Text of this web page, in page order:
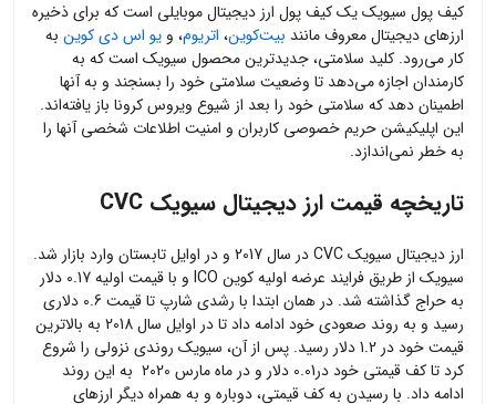
کیف پول سیویک یک کیف پول ارز دیجیتال موبایلی است که برای ذخیره
ارزهای دیجیتال معروف مانند بیت‌کوین، اتریوم، و یو اس دی کوین به
کار می‌رود. کلید سلامتی، جدیدترین محصول سیویک است که به
کارمندان اجازه می‌دهد تا وضعیت سلامتی خود را بسنجند و به آنها
اطمینان دهد که سلامتی خود را بعد از شیوع ویروس کرونا باز یافته‌اند.
این اپلیکیشن حریم خصوصی کاربران و امنیت اطلاعات شخصی آنها را
به خطر نمی‌اندازد.
تاریخچه قیمت ارز دیجیتال سیویک CVC
ارز دیجیتال سیویک CVC در سال 2017 و در اوایل تابستان وارد بازار شد.
سیویک از طریق فرایند عرضه اولیه کوین ICO و با قیمت اولیه 0.17 دلار
به حراج گذاشته شد. در همان ابتدا با رشدی شارپ تا قیمت 0.6 دلاری
رسید و به روند صعودی خود ادامه داد تا در اوایل سال 2018 به بالاترین
قیمت خود در 1.2 دلار رسید. پس از آن، سیویک روندی نزولی را شروع
کرد تا کف قیمتی خود در0.01 دلار و در ماه مارس 2020 به این روند
ادامه داد. با رسیدن به کف قیمتی، دوباره و به همراه دیگر ارزهای